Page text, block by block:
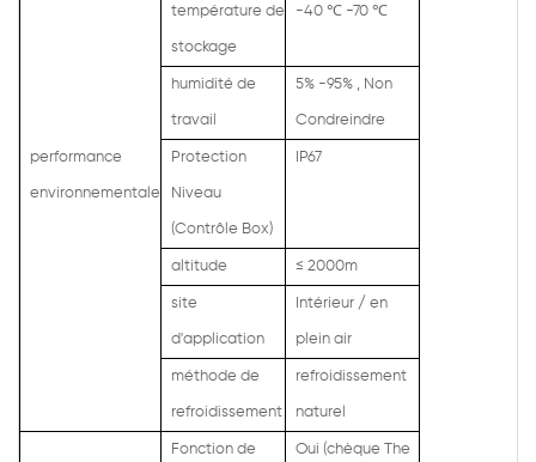
performance
environnementale
température de
stockage
-40 ℃ -70 ℃
humidité de
travail
5% -95% , Non
Condreindre
Protection
Niveau
(Contrôle Box)
IP67
altitude ≤ 2000m
site
d'application
Intérieur / en
plein air
méthode de
refroidissement
refroidissement
naturel
Fonction de Oui (chèque The